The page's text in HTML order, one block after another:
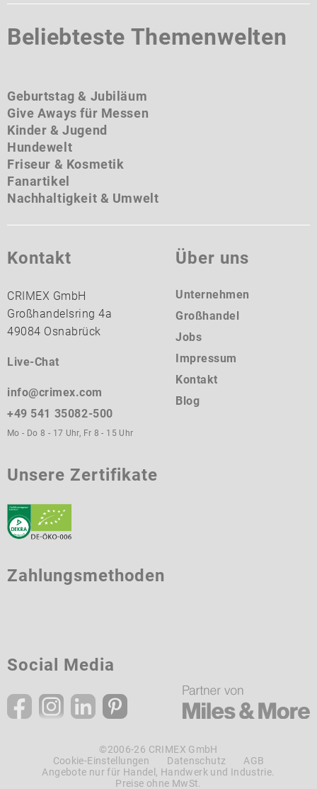
Beliebteste Themenwelten
Geburtstag & Jubiläum
Give Aways für Messen
Kinder & Jugend
Hundewelt
Friseur & Kosmetik
Fanartikel
Nachhaltigkeit & Umwelt
Kontakt
CRIMEX GmbH
Großhandelsring 4a
49084 Osnabrück
Live-Chat
info@crimex.com
+49 541 35082-500
Mo - Do 8 - 17 Uhr, Fr 8 - 15 Uhr
Über uns
Unternehmen
Großhandel
Jobs
Impressum
Kontakt
Blog
Unsere Zertifikate
Zahlungsmethoden
Social Media
©2006-26 CRIMEX GmbH
Angebote nur für Handel, Handwerk und Industrie.
Preise ohne MwSt.
Cookie-Einstellungen Datenschutz AGB